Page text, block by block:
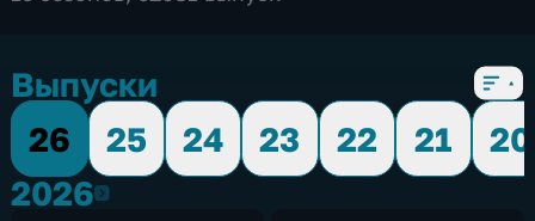
Выпуски
26
25 24 23 22 21
20
20262026